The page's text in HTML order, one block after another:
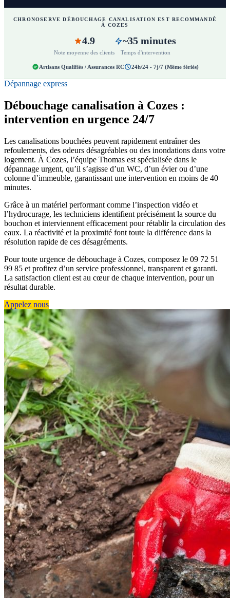
CHRONOSERVE DÉBOUCHAGE CANALISATION EST RECOMMANDÉ
À COZES
4.9
Note moyenne des clients
~35 minutes
Temps d'intervention
Artisans Qualifiés / Assurances RC 24h/24 - 7j/7 (Même fériés)
Dépannage express
Débouchage canalisation à Cozes :
intervention en urgence 24/7
Les canalisations bouchées peuvent rapidement entraîner des
refoulements, des odeurs désagréables ou des inondations dans votre
logement. À Cozes, l’équipe Thomas est spécialisée dans le
dépannage urgent, qu’il s’agisse d’un WC, d’un évier ou d’une
colonne d’immeuble, garantissant une intervention en moins de 40
minutes.
Grâce à un matériel performant comme l’inspection vidéo et
l’hydrocurage, les techniciens identifient précisément la source du
bouchon et interviennent efficacement pour rétablir la circulation des
eaux. La réactivité et la proximité font toute la différence dans la
résolution rapide de ces désagréments.
Pour toute urgence de débouchage à Cozes, composez le 09 72 51
99 85 et profitez d’un service professionnel, transparent et garanti.
La satisfaction client est au cœur de chaque intervention, pour un
résultat durable.
Appelez nous